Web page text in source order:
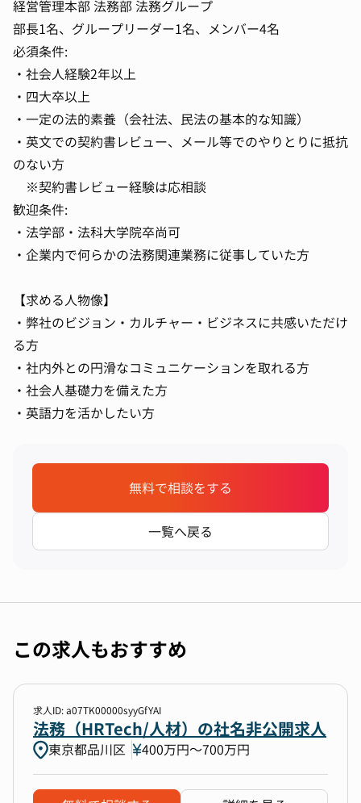
経営管理本部 法務部 法務グループ
部長1名、グループリーダー1名、メンバー4名
必須条件:
・社会人経験2年以上
・四大卒以上
・一定の法的素養（会社法、民法の基本的な知識）
・英文での契約書レビュー、メール等でのやりとりに抵抗
のない方
※契約書レビュー経験は応相談
歓迎条件:
・法学部・法科大学院卒尚可
・企業内で何らかの法務関連業務に従事していた方
【求める人物像】
・弊社のビジョン・カルチャー・ビジネスに共感いただけ
る方
・社内外との円滑なコミュニケーションを取れる方
・社会人基礎力を備えた方
・英語力を活かしたい方
無料で相談をする
一覧へ戻る
この求人もおすすめ
求人ID: a07TK00000syyGfYAI
法務（HRTech/人材）の社名非公開求人
東京都品川区 400万円〜700万円